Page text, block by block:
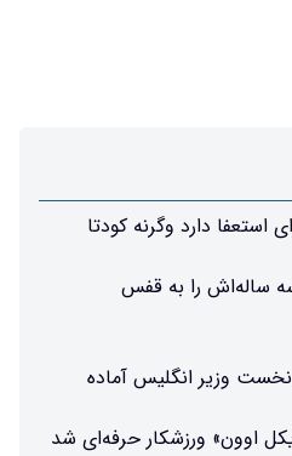
برای استعفا دارد وگرنه کودتا
ساله‌اش را به قفس
وزیر انگلیس آماده
اوون» ورزشکار حرفه‌ای شد